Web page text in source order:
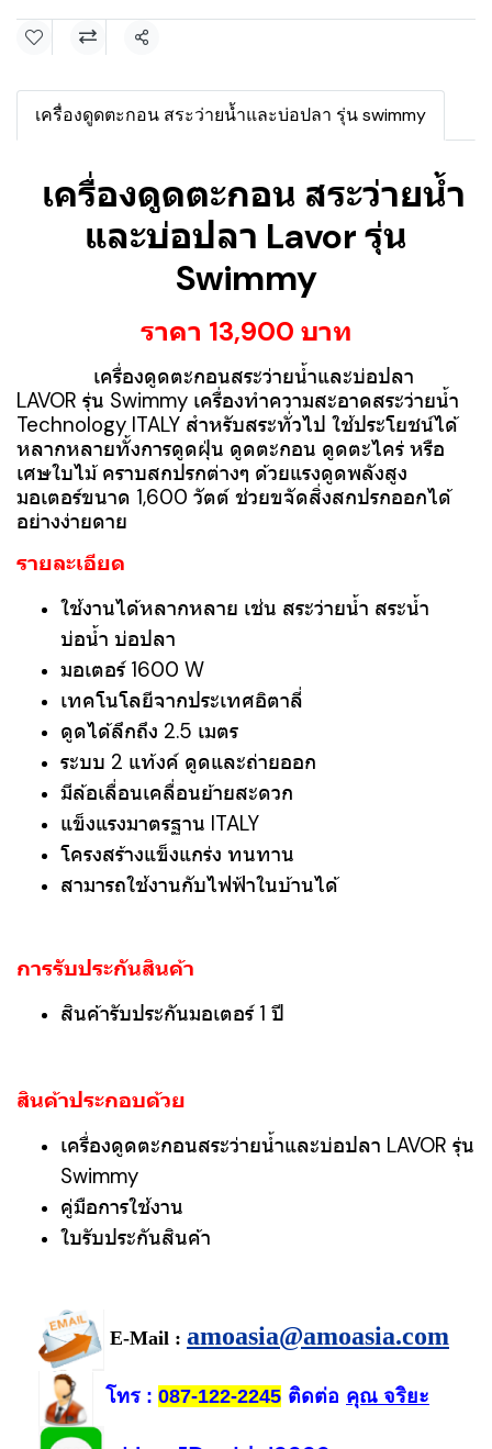
แชร์
เครื่องดูดตะกอน สระว่ายน้ำและบ่อปลา รุ่น swimmy
เครื่องดูดตะกอน สระว่ายน้ำ
และบ่อปลา Lavor รุ่น
Swimmy
ราคา 13,900 บาท
เครื่องดูดตะกอนสระว่ายน้ำและบ่อปลา
LAVOR รุ่น Swimmy เครื่องทำความสะอาดสระว่ายน้ำ
Technology ITALY สำหรับสระทั่วไป ใช้ประโยชน์ได้
หลากหลายทั้งการดูดฝุ่น ดูดตะกอน ดูดตะไคร่ หรือ
เศษใบไม้ คราบสกปรกต่างๆ ด้วยแรงดูดพลังสูง
มอเตอร์ขนาด 1,600 วัตต์ ช่วยขจัดสิ่งสกปรกออกได้
อย่างง่ายดาย
รายละเอียด
ใช้งานได้หลากหลาย เช่น สระว่ายน้ำ สระน้ำ
บ่อน้ำ บ่อปลา
มอเตอร์ 1600 W
เทคโนโลยีจากประเทศอิตาลี่
ดูดได้ลึกถึง 2.5 เมตร
ระบบ 2 แท้งค์ ดูดและถ่ายออก
มีล้อเลื่อนเคลื่อนย้ายสะดวก
แข็งแรงมาตรฐาน ITALY
โครงสร้างแข็งแกร่ง ทนทาน
สามารถใช้งานกับไฟฟ้าในบ้านได้
การรับประกันสินค้า
สินค้ารับประกันมอเตอร์ 1 ปี
สินค้าประกอบด้วย
เครื่องดูดตะกอนสระว่ายน้ำและบ่อปลา LAVOR รุ่น
Swimmy
คู่มือการใช้งาน
ใบรับประกันสินค้า
E-Mail : amoasia@amoasia.com
โทร : 087-122-2245 ติดต่อ คุณ จริยะ